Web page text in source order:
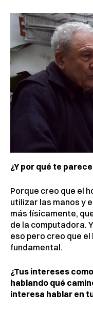
¿Y por qué te
Porque creo que el
utilizar las manos y
más físicamente,
de la computadora.
eso pero creo que
fundamental.
¿Tus intereses
hablando qué
interesa hablar en